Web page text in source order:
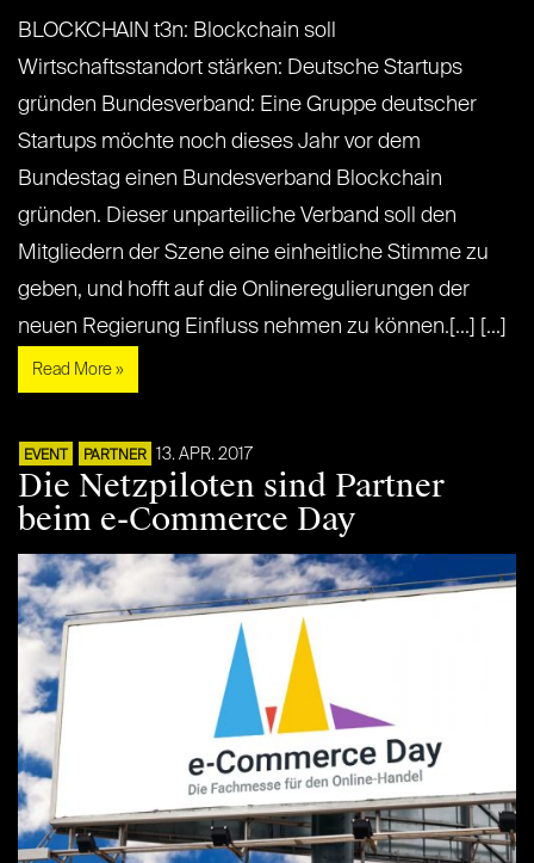
BLOCKCHAIN t3n: Blockchain soll
Wirtschaftsstandort stärken: Deutsche Startups
gründen Bundesverband: Eine Gruppe deutscher
Startups möchte noch dieses Jahr vor dem
Bundestag einen Bundesverband Blockchain
gründen. Dieser unparteiliche Verband soll den
Mitgliedern der Szene eine einheitliche Stimme zu
geben, und hofft auf die Onlineregulierungen der
neuen Regierung Einfluss nehmen zu können.[...] [...]
Read More »
EVENT PARTNER 13. APR. 2017
Die Netzpiloten sind Partner
beim e-Commerce Day